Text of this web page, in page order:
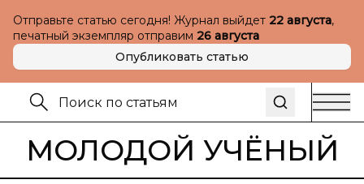
Отправьте статью сегодня! Журнал выйдет 22 августа,
печатный экземпляр отправим 26 августа
Опубликовать статью
МОЛОДОЙ УЧЁНЫЙ